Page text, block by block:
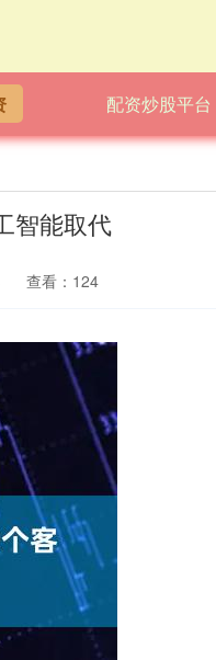
配资炒股平台
智能取代
查看：124